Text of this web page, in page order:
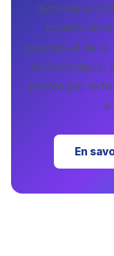
dynamique
peuples et de
démocratique,
portée par la
à
En